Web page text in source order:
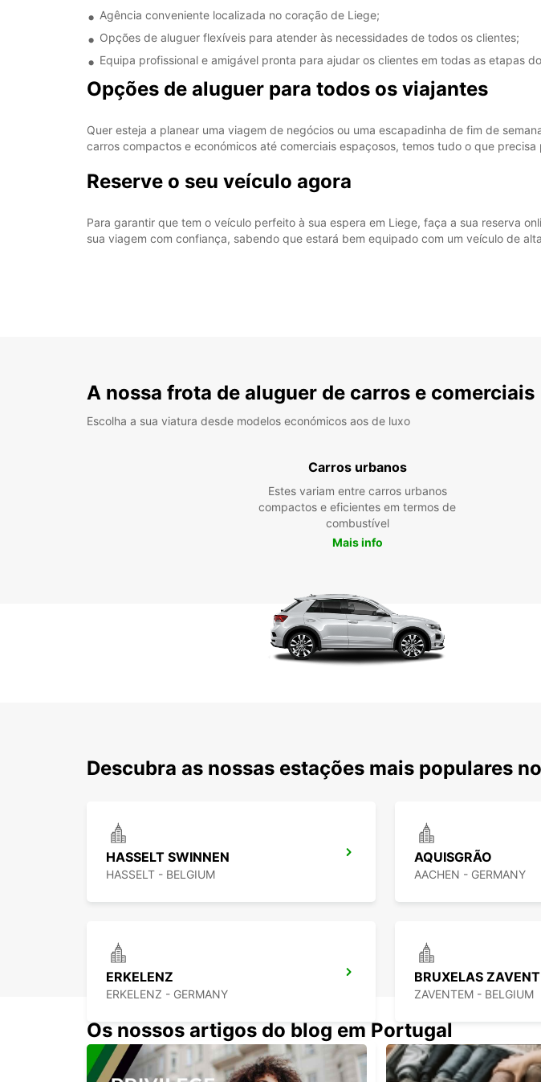
Agência conveniente localizada no coração de Liege;
Opções de aluguer flexíveis para atender às necessidades de todos os clientes;
Equipa profissional e amigável pronta para ajudar os clientes em todas as etapas
Opções de aluguer para todos os viajantes
Quer esteja a planear uma viagem de negócios ou uma escapadinha de fim de
carros compactos e económicos até comerciais espaçosos, temos tudo o que
Reserve o seu veículo agora
Para garantir que tem o veículo perfeito à sua espera em Liege, faça a sua reserva
sua viagem com confiança, sabendo que estará bem equipado com um veículo de
A nossa frota de aluguer de carros e comerciais
Escolha a sua viatura desde modelos económicos aos de luxo
Carros urbanos
Estes variam entre carros urbanos
compactos e eficientes em termos de
combustível
Mais info
Descubra as nossas estações mais populares
HASSELT SWINNEN
HASSELT - BELGIUM
AQUISGRÃO
AACHEN - GERMANY
ERKELENZ
ERKELENZ - GERMANY
BRUXELAS
ZAVENTEM - BELGIUM
Os nossos artigos do blog em Portugal